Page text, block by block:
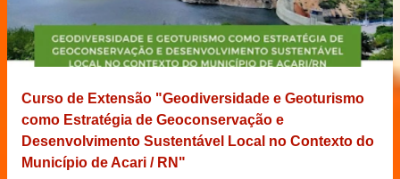
Curso de Extensão "Geodiversidade e Geoturismo
como Estratégia de Geoconservação e
Desenvolvimento Sustentável Local no Contexto do
Município de Acari / RN"